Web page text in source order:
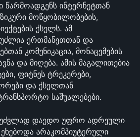
წარმოადგენს ინტერნეტთან
მოწყობილობების,
ქსელს. ამ
ერთმანეთთან და
კომუნიკაცია, მონაცემების
და მიღება. ამის მაგალითებია
ფიტნეს ტრეკერები,
და ქსელთან
საშუალებები.
დაედო უფრო ადრეული
არაკომპიუტერული